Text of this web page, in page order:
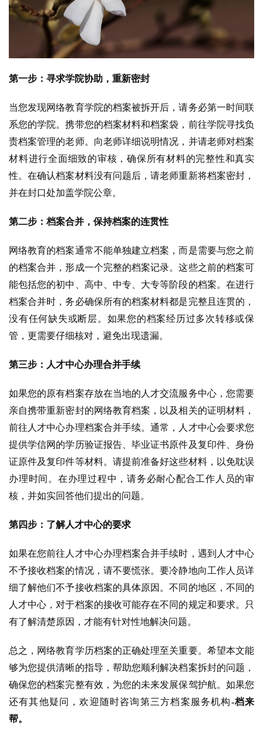
第一步：寻求学院协助，重新密封
当您发现网络教育学院的档案被拆开后，请务必第一时间联
系您的学院。携带您的档案材料和档案袋，前往学院寻找负
责档案管理的老师。向老师详细说明情况，并请老师对档案
材料进行全面细致的审核，确保所有材料的完整性和真实
性。在确认档案材料没有问题后，请老师重新将档案密封，
并在封口处加盖学院公章。
第二步：档案合并，保持档案的连贯性
网络教育的档案通常不能单独建立档案，而是需要与您之前
的档案合并，形成一个完整的档案记录。这些之前的档案可
能包括您的初中、高中、中专、大专等阶段的档案。在进行
档案合并时，务必确保所有的档案材料都是完整且连贯的，
没有任何缺失或断层。如果您的档案经历过多次转移或保
管，更需要仔细核对，避免出现遗漏。
第三步：人才中心办理合并手续
如果您的原有档案存放在当地的人才交流服务中心，您需要
亲自携带重新密封的网络教育档案，以及相关的证明材料，
前往人才中心办理档案合并手续。通常，人才中心会要求您
提供学信网的学历验证报告、毕业证书原件及复印件、身份
证原件及复印件等材料。请提前准备好这些材料，以免耽误
办理时间。在办理过程中，请务必耐心配合工作人员的审
核，并如实回答他们提出的问题。
第四步：了解人才中心的要求
如果在您前往人才中心办理档案合并手续时，遇到人才中心
不予接收档案的情况，请不要慌张。要冷静地向工作人员详
细了解他们不予接收档案的具体原因。不同的地区，不同的
人才中心，对于档案的接收可能存在不同的规定和要求。只
有了解清楚原因，才能有针对性地解决问题。
总之，网络教育学历档案的正确处理至关重要。希望本文能
够为您提供清晰的指导，帮助您顺利解决档案拆封的问题，
确保您的档案完整有效，为您的未来发展保驾护航。如果您
还有其他疑问，欢迎随时咨询第三方档案服务机构-档来
帮。